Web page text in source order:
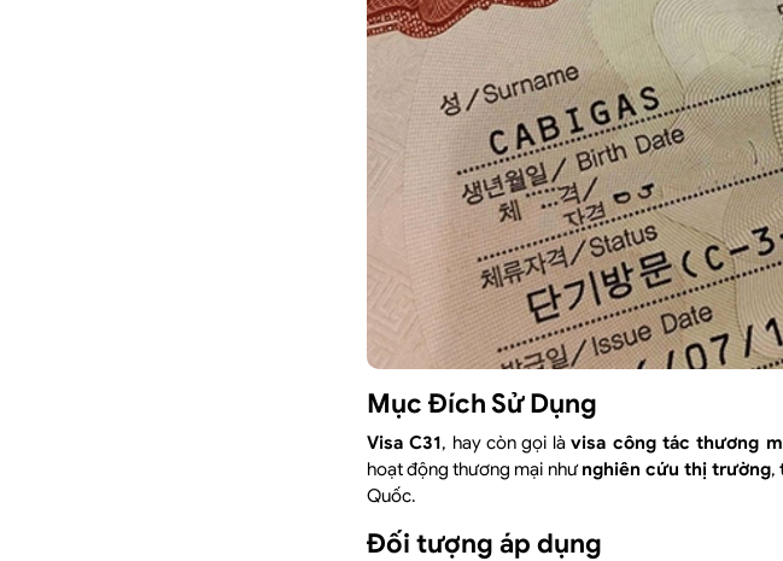
Mục Đích Sử Dụng
Visa C31, hay còn gọi làvisa công tác thương
hoạt động thương mại nhưnghiên cứu thị trường,
Quốc.
Đối tượng áp dụng